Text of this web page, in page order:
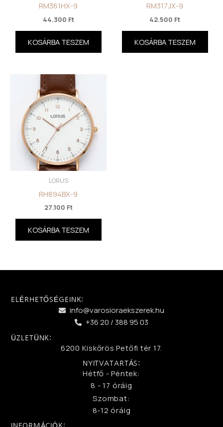
RM361HX-9
44.300 Ft
KOSÁRBA TESZEM
RM317JX-9
42.500 Ft
KOSÁRBA TESZEM
LORUS
RH894BX-9
27.100 Ft
KOSÁRBA TESZEM
ELÉRHETŐSÉGEINK:
info@varosioraekszerek.hu
+36 20 / 388 95 03
ÜZLETÜNK:
6200 Kiskőrös Petőfi tér 17.
NYITVATARTÁS:
Hétfő - Péntek:
8 - 17 óráig
Szombat:
8-12 óráig
INFORMÁCIÓK: